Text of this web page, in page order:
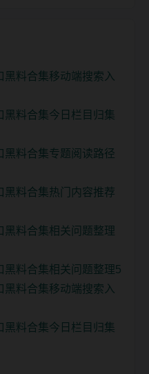
料合集移动端搜索入
黑料合集今日栏目归集
黑料合集专题阅读路径
黑料合集热门内容推荐
黑料合集相关问题整理
黑料合集相关问题整理5
料合集移动端搜索入
黑料合集今日栏目归集